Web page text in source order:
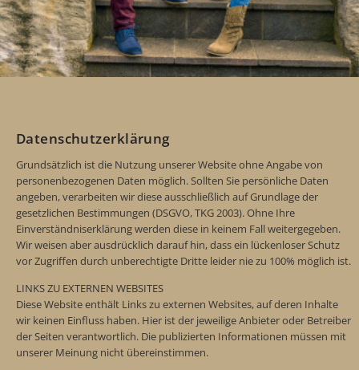
Datenschutzerklärung
Grundsätzlich ist die Nutzung unserer Website ohne Angabe von
personenbezogenen Daten möglich. Sollten Sie persönliche Daten
angeben, verarbeiten wir diese ausschließlich auf Grundlage der
gesetzlichen Bestimmungen (DSGVO, TKG 2003). Ohne Ihre
Einverständniserklärung werden diese in keinem Fall weitergegeben.
Wir weisen aber ausdrücklich darauf hin, dass ein lückenloser Schutz
vor Zugriffen durch unberechtigte Dritte leider nie zu 100% möglich ist.
LINKS ZU EXTERNEN WEBSITES
Diese Website enthält Links zu externen Websites, auf deren Inhalte
wir keinen Einfluss haben. Hier ist der jeweilige Anbieter oder Betreiber
der Seiten verantwortlich. Die publizierten Informationen müssen mit
unserer Meinung nicht übereinstimmen.